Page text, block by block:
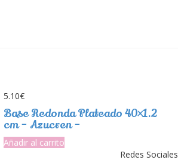
5.10€
Base Redonda Plateado 40×1.2
cm – Azucren –
Añadir al carrito
Redes Sociales